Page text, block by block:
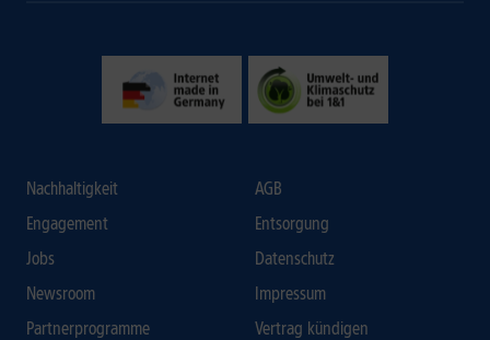
Nachhaltigkeit
Engagement
Jobs
Newsroom
Partnerprogramme
AGB
Entsorgung
Datenschutz
Impressum
Vertrag kündigen